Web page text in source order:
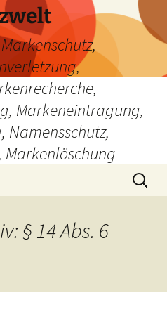
Markeneintragung,
Namensschutz,
Suchen
nach:
§ 14 Abs. 6